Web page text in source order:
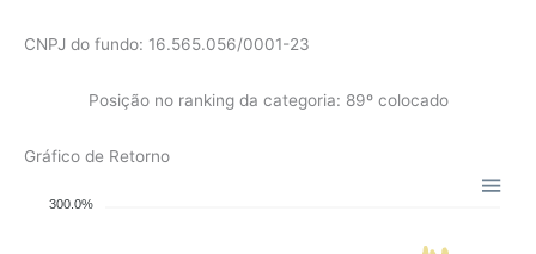
CNPJ do fundo: 16.565.056/0001-23
Posição no ranking da categoria: 89º colocado
Gráfico de Retorno
300.0%